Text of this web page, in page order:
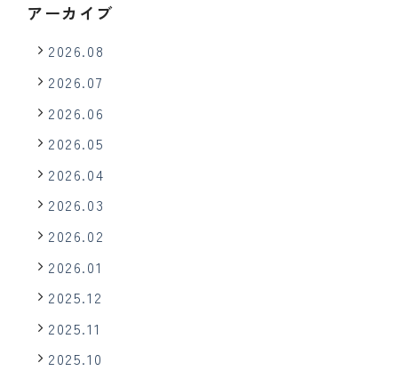
アーカイブ
2026.08
2026.07
2026.06
2026.05
2026.04
2026.03
2026.02
2026.01
2025.12
2025.11
2025.10